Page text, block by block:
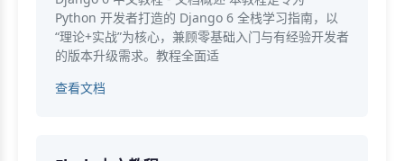
Python 开发者打造的 Django 6 全栈学习指南，以
“理论+实战”为核心，兼顾零基础入门与有经验开发者
的版本升级需求。教程全面适
查看文档